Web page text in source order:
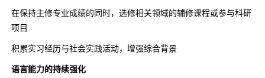
在保持主修专业成绩的同时，选修相关领域的辅修课程或参与科研
项目
积累实习经历与社会实践活动，增强综合背景
语言能力的持续强化